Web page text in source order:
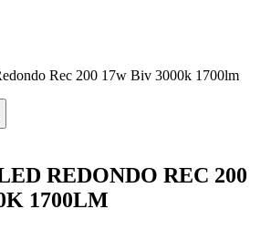
Rec 200 17w Biv 3000k 1700lm
REDONDO REC 200
1700LM